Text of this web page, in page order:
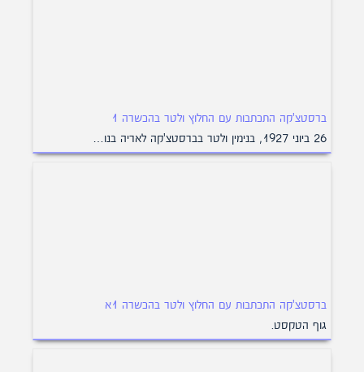
ברסטצ'קה התכתבות עם החלוץ ולטר בהכשרה 1
26 ביוני 1927, בנימין ולטר בברסטצ'קה לאריה בנו…
ברסטצ'קה התכתבות עם החלוץ ולטר בהכשרה 1א
גוף הטקסט.